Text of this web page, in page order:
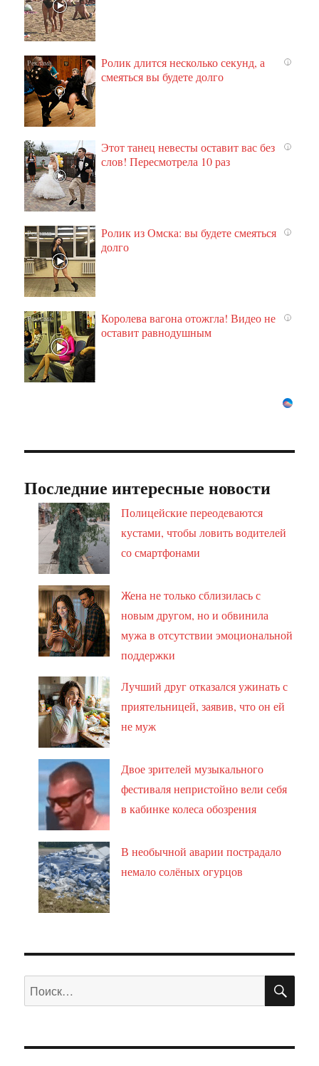
i
Ролик длится несколько секунд, а
смеяться вы будете долго
i
Этот танец невесты оставит вас без
слов! Пересмотрела 10 раз
i
Ролик из Омска: вы будете смеяться
долго
i
Королева вагона отожгла! Видео не
оставит равнодушным
Последние интересные новости
Полицейские переодеваются
кустами, чтобы ловить водителей
со смартфонами
Жена не только сблизилась с
новым другом, но и обвинила
мужа в отсутствии эмоциональной
поддержки
Лучший друг отказался ужинать с
приятельницей, заявив, что он ей
не муж
Двое зрителей музыкального
фестиваля непристойно вели себя
в кабинке колеса обозрения
В необычной аварии пострадало
немало солёных огурцов
Искать: